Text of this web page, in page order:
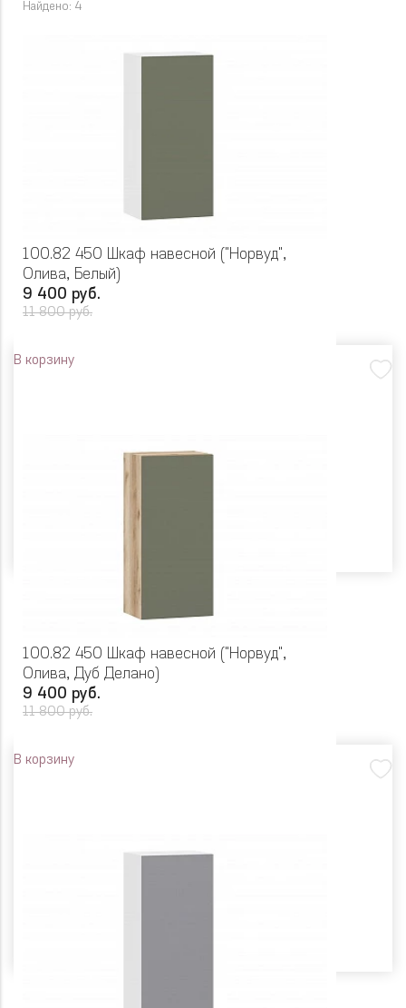
Найдено: 4
100.82 450 Шкаф навесной ("Норвуд",
Олива, Белый)
9 400 руб.
11 800 руб.
В корзину
100.82 450 Шкаф навесной ("Норвуд",
Олива, Дуб Делано)
9 400 руб.
11 800 руб.
В корзину